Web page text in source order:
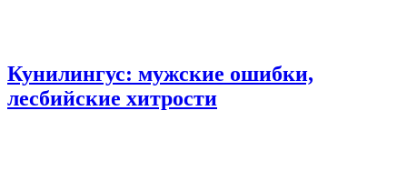
Кунилингус: мужские ошибки,
лесбийские хитрости